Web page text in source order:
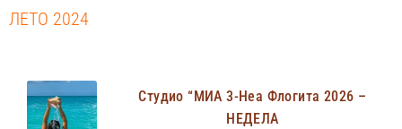
ЛЕТО 2024
Студио “МИА 3-Неа Флогита 2026 –
НЕДЕЛА